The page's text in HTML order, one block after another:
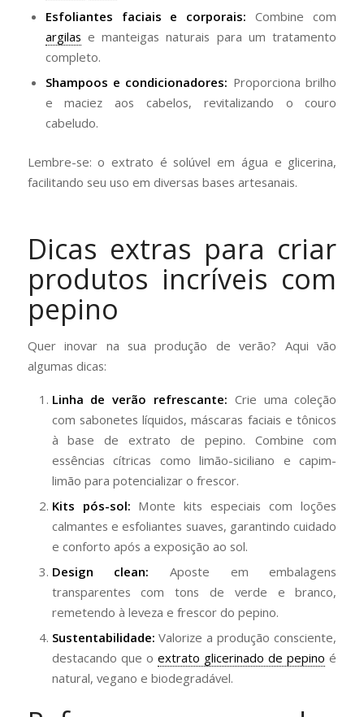
Esfoliantes faciais e corporais: Combine com
argilas e manteigas naturais para um tratamento
completo.
Shampoos e condicionadores: Proporciona brilho
e maciez aos cabelos, revitalizando o couro
cabeludo.
Lembre-se: o extrato é solúvel em água e glicerina,
facilitando seu uso em diversas bases artesanais.
Dicas extras para criar
produtos incríveis com
pepino
Quer inovar na sua produção de verão? Aqui vão
algumas dicas:
Linha de verão refrescante: Crie uma coleção
com sabonetes líquidos, máscaras faciais e tônicos
à base de extrato de pepino. Combine com
essências cítricas como limão-siciliano e capim-
limão para potencializar o frescor.
Kits pós-sol: Monte kits especiais com loções
calmantes e esfoliantes suaves, garantindo cuidado
e conforto após a exposição ao sol.
Design clean: Aposte em embalagens
transparentes com tons de verde e branco,
remetendo à leveza e frescor do pepino.
Sustentabilidade: Valorize a produção consciente,
destacando que o extrato glicerinado de pepino é
natural, vegano e biodegradável.